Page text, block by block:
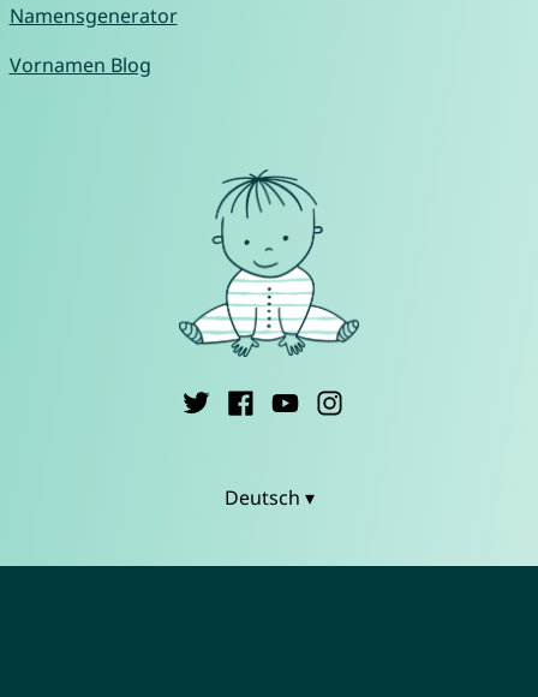
Namensgenerator
Vornamen Blog
Deutsch ▾